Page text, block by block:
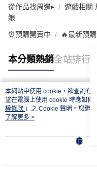
從作品找周邊▸ 遊戲相關
娘
⏰預購開賣中 🔥最新預
本分類熱銷全站排行
熱門標籤
本網站中使用 cookie，欲查詢有
望在電腦上使用 cookie 時應如何
權條款 」之 Cookie 聲明。您繼
用條款之 Cookie 聲明使用 cookie
了解更多 >